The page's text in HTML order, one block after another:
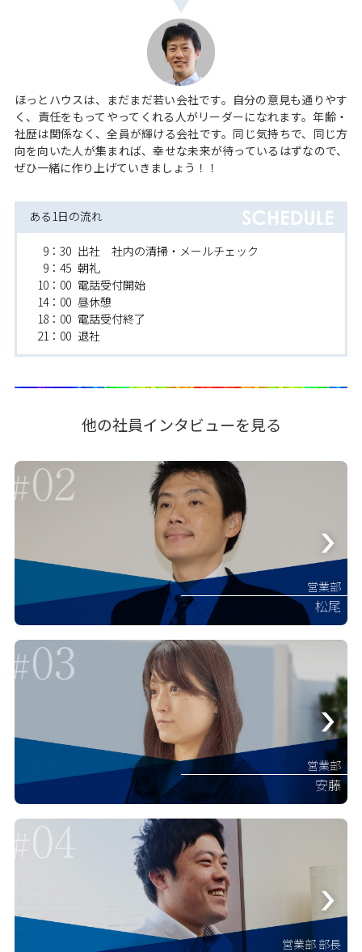
ほっとハウスは、まだまだ若い会社です。自分の意見も通りやす
く、責任をもってやってくれる人がリーダーになれます。年齢・
社歴は関係なく、全員が輝ける会社です。同じ気持ちで、同じ方
向を向いた人が集まれば、幸せな未来が待っているはずなので、
ぜひ一緒に作り上げていきましょう！！
ある1日の流れ
9：30
9：45
10：00
14：00
18：00
21：00
出社 社内の清掃・メールチェック
朝礼
電話受付開始
昼休憩
電話受付終了
退社
他の社員インタビューを見る
営業部
松尾
営業部
安藤
営業部 部長